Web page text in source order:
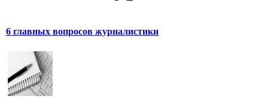
6 главных вопросов журналистики